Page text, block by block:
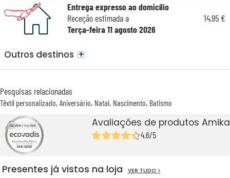
Entrega expresso ao domicílio
Receção estimada a
Terça-feira 11 agosto 2026
14,95 €
Outros destinos +
Pesquisas relacionadas
Têxtil personalizado Aniversário Natal Nascimento Batismo
Avaliações de produtos
4,6/5
Presentes já vistos na loja VER TUDO >